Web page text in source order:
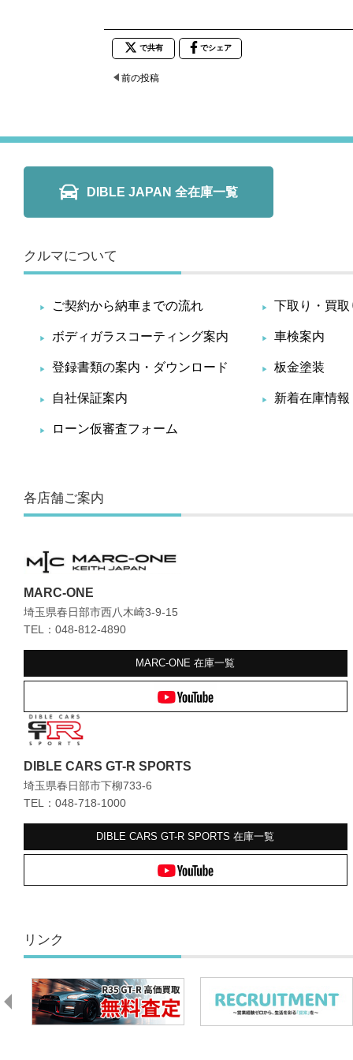
で共有 でシェア
前の投稿
DIBLE JAPAN 全在庫一覧
クルマについて
ご契約から納車までの流れ 下取り・買
ボディガラスコーティング案内 車検案内
登録書類の案内・ダウンロード 板金塗装
自社保証案内 新着在庫情報
ローン仮審査フォーム
各店舗ご案内
MARC-ONE
埼玉県春日部市西八木崎3-9-15
TEL：048-812-4890
MARC-ONE在庫一覧
DIBLE CARS GT-R SPORTS
埼玉県春日部市下柳733-6
TEL：048-718-1000
DIBLE CARS GT-R SPORTS在庫一覧
リンク